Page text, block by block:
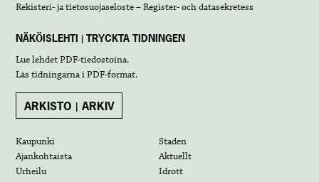
Rekisteri- ja tietosuojaseloste – Register- och datasekretess
NÄKÖISLEHTI | TRYCKTA TIDNINGEN
Lue lehdetPDF-tiedostoina.
Läs tidningarna iPDF-format.
ARKISTO | ARKIV
Kaupunki
Staden
Ajankohtaista
Aktuellt
Urheilu
Idrott